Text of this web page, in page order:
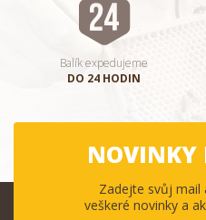
Balík expedujeme
DO 24 HODIN
NOVINKY
Zadejte svůj mail
veškeré novinky a